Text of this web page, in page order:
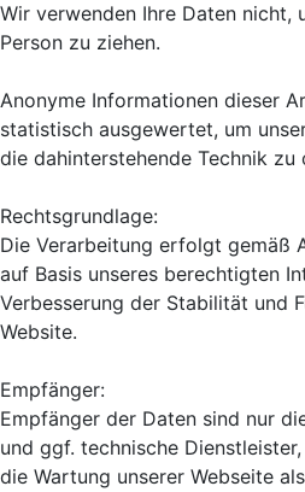
Wir verwenden Ihre Daten nicht,
Person zu ziehen.
Anonyme Informationen dieser
statistisch ausgewertet, um
die dahinterstehende Technik zu
Rechtsgrundlage:
Die Verarbeitung erfolgt gemäß
auf Basis unseres berechtigten
Verbesserung der Stabilität und
Website.
Empfänger:
Empfänger der Daten sind nur
und ggf. technische
die Wartung unserer Webseite